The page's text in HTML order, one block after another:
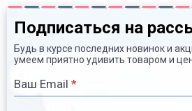
Подписаться на
Будь в курсе последних новинок и
умеем приятно удивить товаром и
Ваш Email *